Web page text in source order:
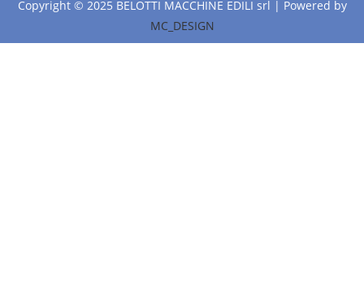
Copyright © 2025 BELOTTI MACCHINE EDILI srl | Powered by
MC_DESIGN